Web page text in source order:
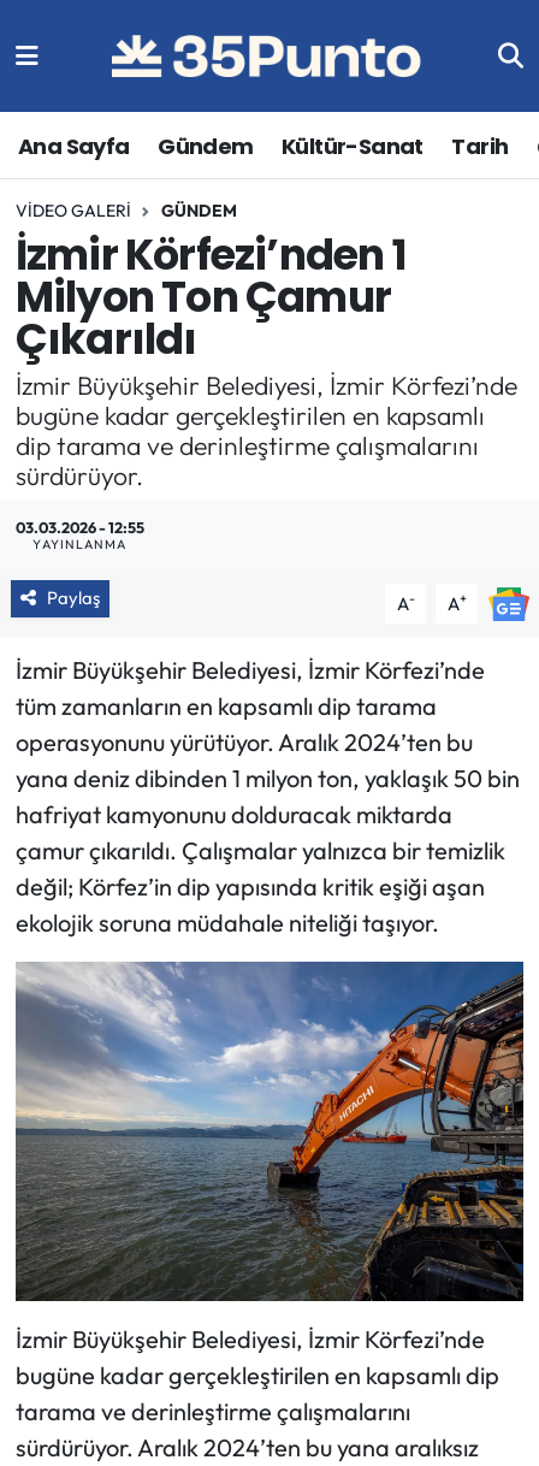
Ana Sayfa Gündem Kültür-Sanat Tarih
VIDEO GALERI GÜNDEM
İzmir Körfezi’nden 1
Milyon Ton Çamur
Çıkarıldı
İzmir Büyükşehir Belediyesi, İzmir Körfezi’nde
bugüne kadar gerçekleştirilen en kapsamlı
dip tarama ve derinleştirme çalışmalarını
sürdürüyor.
03.03.2026 - 12:55
YAYINLANMA
Paylaş A- A+
İzmir Büyükşehir Belediyesi, İzmir Körfezi’nde
tüm zamanların en kapsamlı dip tarama
operasyonunu yürütüyor. Aralık 2024’ten bu
yana deniz dibinden 1 milyon ton, yaklaşık 50 bin
hafriyat kamyonunu dolduracak miktarda
çamur çıkarıldı. Çalışmalar yalnızca bir temizlik
değil; Körfez’in dip yapısında kritik eşiği aşan
ekolojik soruna müdahale niteliği taşıyor.
İzmir Büyükşehir Belediyesi, İzmir Körfezi’nde
bugüne kadar gerçekleştirilen en kapsamlı dip
tarama ve derinleştirme çalışmalarını
sürdürüyor. Aralık 2024’ten bu yana aralıksız